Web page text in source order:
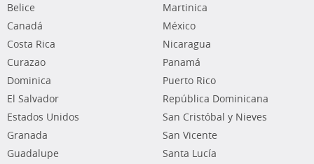
Belice
Canadá
Costa Rica
Curazao
Dominica
El Salvador
Estados Unidos
Granada
Guadalupe
Martinica
México
Nicaragua
Panamá
Puerto Rico
República Dominicana
San Cristóbal y Nieves
San Vicente
Santa Lucía